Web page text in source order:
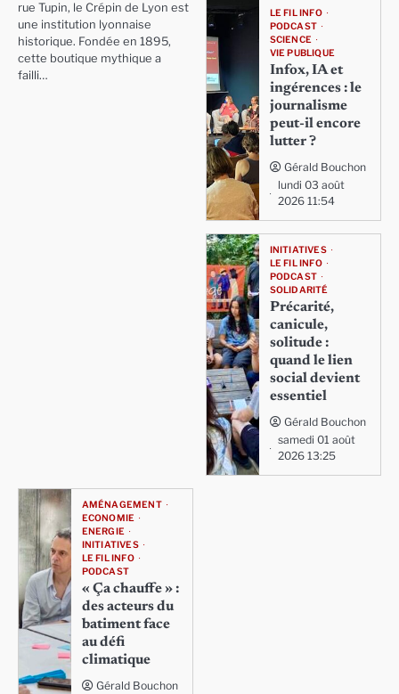
rue Tupin, le Crépin de Lyon est
une institution lyonnaise
historique. Fondée en 1895,
cette boutique mythique a
failli…
LE FIL INFO
PODCAST
SCIENCE
VIE PUBLIQUE
Infox, IA et
ingérences : le
journalisme
peut-il encore
lutter ?
Gérald Bouchon
lundi 03 août
2026 11:54
INITIATIVES
LE FIL INFO
PODCAST
SOLIDARITÉ
Précarité,
canicule,
solitude :
quand le lien
social devient
essentiel
Gérald Bouchon
samedi 01 août
2026 13:25
AMÉNAGEMENT
ECONOMIE
ENERGIE
INITIATIVES
LE FIL INFO
PODCAST
« Ça chauffe » :
des acteurs du
batiment face
au défi
climatique
Gérald Bouchon